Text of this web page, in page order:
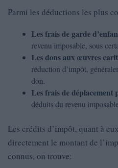
Parmi les déductions les plus
Les frais de garde
revenu imposable, sous
Les dons aux œuvres
réduction d’impôt,
don.
Les frais de déplacement
déduits du revenu
Les crédits d’impôt, quant à
directement le montant de
connus, on trouve: